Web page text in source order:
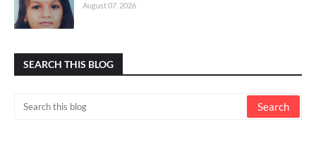
August 07, 2026
SEARCH THIS BLOG